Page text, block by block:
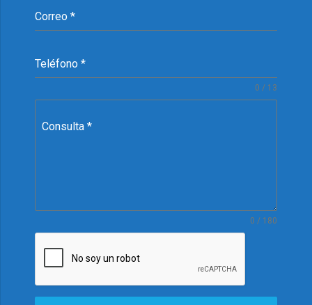
Correo *
Teléfono *
0 / 13
Consulta *
0 / 180